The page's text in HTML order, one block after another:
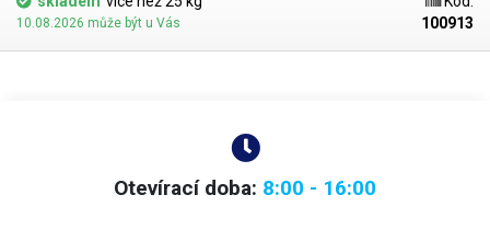
10.08.2026 může být u Vás
100913
Otevírací doba: 8:00 - 16:00